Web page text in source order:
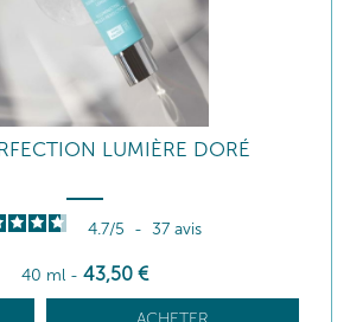
LUMIÈRE DORÉ
4.7/5 - 37 avis
40 ml - 43,50 €